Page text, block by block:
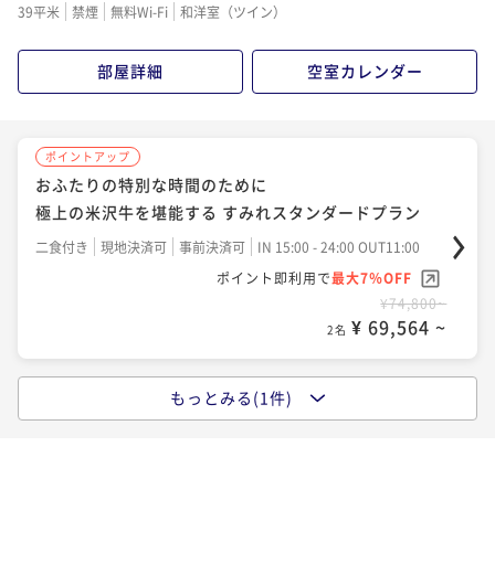
39平米 禁煙 無料Wi-Fi 和洋室（ツイン）
部屋詳細 空室カレンダー
ポイントアップ
おふたりの特別な時間のために
極上の米沢牛を堪能する すみれスタンダードプラン
二食付き 現地決済可 事前決済可
IN 15:00 - 24:00 OUT11:00
ポイント即利用で最大7％OFF
¥74,800~
2名 ¥ 69,564 ~
世界が見つけた山形で、ふたりの温泉リトリート◆米
もっとみる(1件)